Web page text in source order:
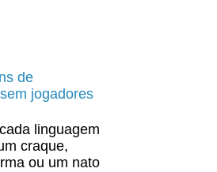
de
jogadores
linguagem
craque,
ou um nato